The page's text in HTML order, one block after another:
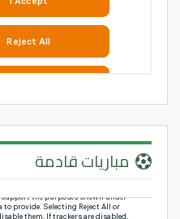
مباريات قادمة